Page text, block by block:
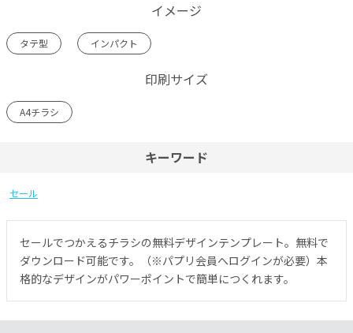
イメージ
タテ型 インパクト
印刷サイズ
A4チラシ
キーワード
セール
セールでつかえるチラシの無料デザインテンプレート。無料で
ダウンロード可能です。（※パプリ会員へログインが必要）本
格的なデザインがパワーポイントで簡単につくれます。